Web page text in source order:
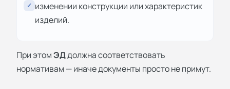
✓ изменении конструкции или характеристик
изделий.
При этомЭДдолжна соответствовать
нормативам — иначе документы просто не примут.